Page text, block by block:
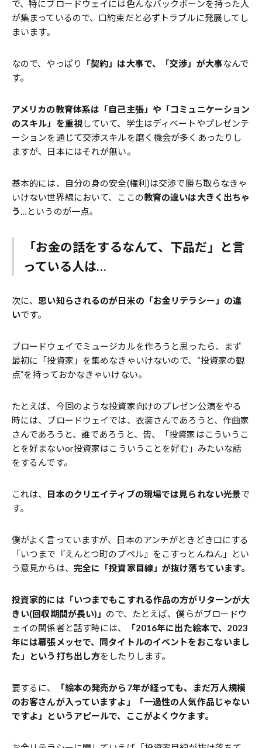
で、特にブロードウェイには色んなバックボーンを持った人
が集まっているので、口約束だと必ずトラブルに発展してし
まいます。
なので、やっぱり 「契約」は大事で、「交渉」が大事なんで
す。
アメリカの教育体系は「自己主張」や「コミュニケーション
のスキル」を重視していて、学生はディベートやプレゼンテ
ーションを通じて交渉スキルを磨く機会が多くあったりし
ますが、日本にはそれが無い。
基本的には、自分の身の安全(権利)は交渉で勝ち取らなきゃ
いけない世界線において、ここの教育の違いは大きく出ちゃ
う…というのが一点。
「お金の話をするなんて、下品だ」と言
っている人は…
次に、 思い知らされるのが日米の「お金リテラシー」の違
いです。
ブロードウェイでミュージカルを作ろうと思ったら、まず
最初に「投資家」を集めなきゃいけないので、“投資家の観
点”を持っておかなきゃいけない。
たとえば、今回のような投資家向けのプレゼン公演をやる
時には、ブロードウェイでは、衣装さんであろうと、作曲家
さんであろうと、誰であろうと、皆、「投資家はこういうこ
とを好まないor投資家はこういうことを好む」みたいな話
をするんです。
これは、 日本のクリエイティブの現場では見られない光景で
す。
僕がよく言っていますが、日本のアンチがときどき口にする
「いつまで『えんとつ町のプペル』をこすっとんねん」とい
う意見からは、 完全に「投資家目線」が抜け落ちています。
投資家的には「いつまでもこすれる作品の方がリターンが大
きい(回収期間が長い)」 ので、たとえば、僕らがブロードウ
ェイの関係者と話す時には、
「2016年に出た絵本で、2023
年には幕張メッセで、同タイトルのイベントをおこないまし
た」という打ち出し方をしたりします。
要するに、
「絵本の発売から7年が経っても、まだ万人規模
のお客さんが入っていますよ」「一過性の人気作品じゃない
ですよ」というアピールで、ここがよくウケます。